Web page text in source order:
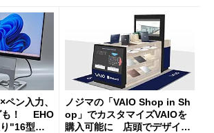
ン入力、
も！ EHO
"16型モ
ノジマの「VAIO Shop in Sh
op」でカスタマイズVAIOを
購入可能に 店頭でデザイン